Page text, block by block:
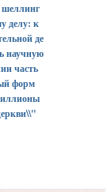
шеллинг
делу: к
де
научную
часть
форм